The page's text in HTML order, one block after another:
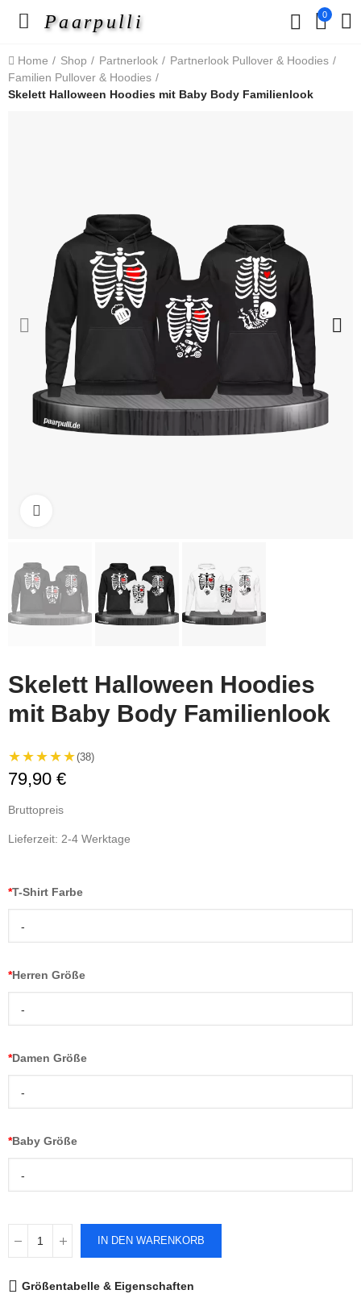
Paarpulli 0
Home Shop Partnerlook
Partnerlook Pullover & Hoodies
Familien Pullover & Hoodies
Skelett Halloween Hoodies mit Baby Body Familienlook
Skelett Halloween Hoodies
mit Baby Body Familienlook
★★★★★(38)
79,90 €
Bruttopreis
Lieferzeit: 2-4 Werktage
*T-Shirt Farbe
-
*Herren Größe
-
*Damen Größe
-
*Baby Größe
-
IN DEN WARENKORB
Größentabelle & Eigenschaften